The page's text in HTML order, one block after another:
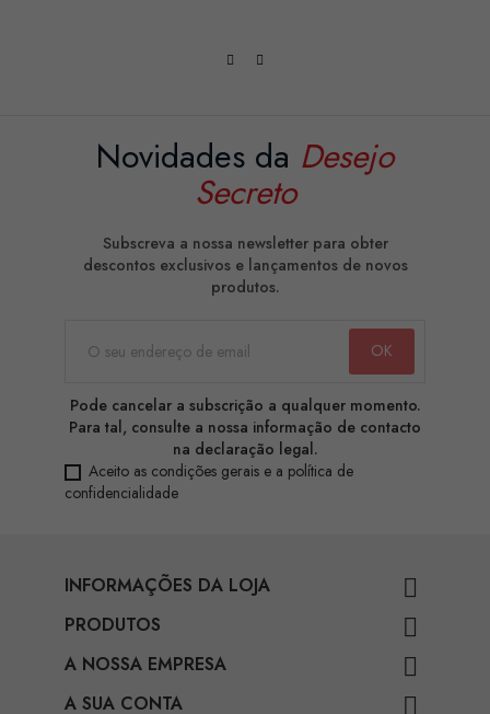
Novidades da Desejo
Secreto
Subscreva a nossa newsletter para obter
descontos exclusivos e lançamentos de novos
produtos.
Pode cancelar a subscrição a qualquer momento.
Para tal, consulte a nossa informação de contacto
na declaração legal.
Aceito as condições gerais e a política de
confidencialidade
INFORMAÇÕES DA LOJA 
PRODUTOS 
A NOSSA EMPRESA 
A SUA CONTA 